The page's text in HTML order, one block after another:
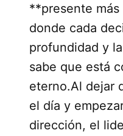
**presente
donde cada
profundidad y
sabe que está
eterno.Al dejar
el día y
dirección, el